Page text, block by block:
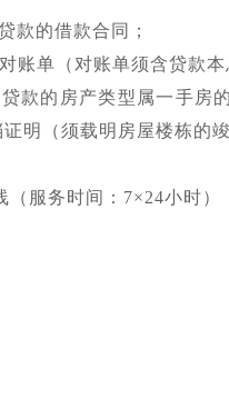
款的借款合同；
账单（对账单须含贷款
贷款的房产类型属一手
明（须载明房屋楼栋的
（服务时间：7×24小时）